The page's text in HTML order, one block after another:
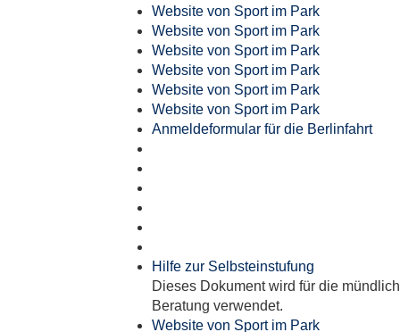
Website von Sport im Park
Website von Sport im Park
Website von Sport im Park
Website von Sport im Park
Website von Sport im Park
Website von Sport im Park
Anmeldeformular für die Berlinfahrt
Hilfe zur Selbsteinstufung
Dieses Dokument wird für die
Beratung verwendet.
Website von Sport im Park